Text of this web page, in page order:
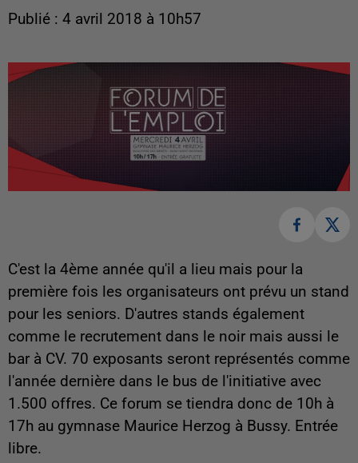
Publié : 4 avril 2018 à 10h57
C'est la 4ème année qu'il a lieu mais pour la
première fois les organisateurs ont prévu un stand
pour les seniors. D'autres stands également
comme le recrutement dans le noir mais aussi le
bar à CV. 70 exposants seront représentés comme
l'année dernière dans le bus de l'initiative avec
1.500 offres. Ce forum se tiendra donc de 10h à
17h au gymnase Maurice Herzog à Bussy. Entrée
libre.